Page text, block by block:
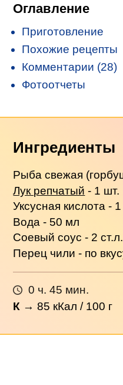
Оглавление
Приготовление
Похожие рецепты
Комментарии (28)
Фотоотчеты
Ингредиенты
Рыба свежая
Лук репчатый - 1 шт.
Уксусная кислота -
Вода - 50 мл
Соевый соус - 2 ст.л.
Перец чили - по
0 ч. 45 мин.
К →85 кКал / 100 г